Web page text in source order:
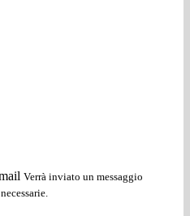
Verrà inviato un messaggio